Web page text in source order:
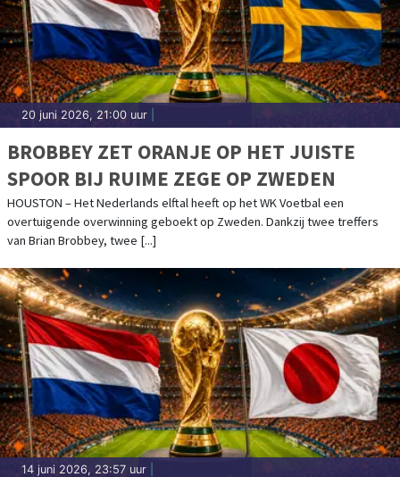
20 juni 2026, 21:00 uur
BROBBEY ZET ORANJE OP HET JUISTE
SPOOR BIJ RUIME ZEGE OP ZWEDEN
HOUSTON – Het Nederlands elftal heeft op het WK Voetbal een
overtuigende overwinning geboekt op Zweden. Dankzij twee treffers
van Brian Brobbey, twee [...]
14 juni 2026, 23:57 uur